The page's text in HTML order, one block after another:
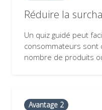
Réduire la
Un quiz guidé peut
consommateurs sont
nombre de produits
Avantage 2